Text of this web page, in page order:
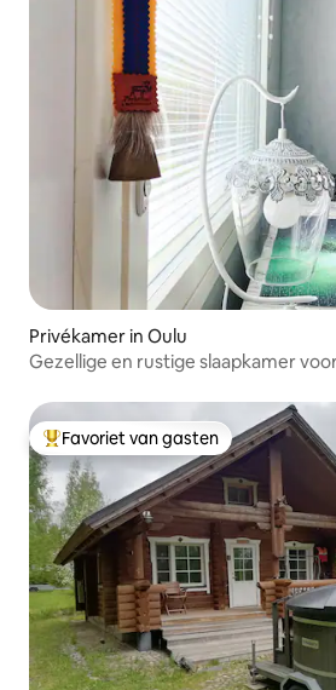
Privékamer in Oulu
Gezellige en rustige slaapkamer
Topfavoriet van gasten
Favoriet van gasten